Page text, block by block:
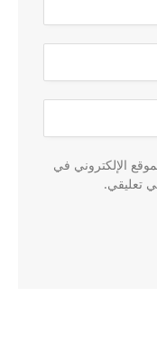
الإلكتروني في
تعليقي.